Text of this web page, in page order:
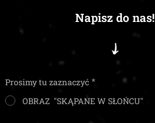
Napisz do nas!
Prosimy tu zaznaczyć
OBRAZ "SKĄPANE W SŁOŃCU"